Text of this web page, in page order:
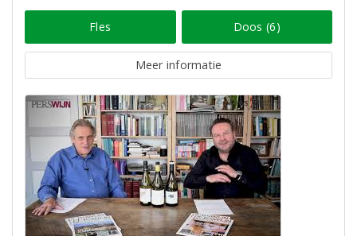
Fles Doos (6)
Meer informatie